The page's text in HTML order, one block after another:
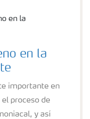
en la
importante en
proceso de
y así